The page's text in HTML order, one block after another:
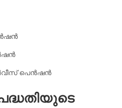
പെൻഷൻ